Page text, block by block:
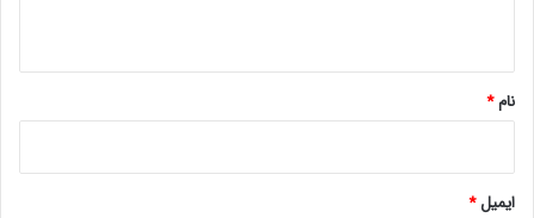
نام*
ایمیل*